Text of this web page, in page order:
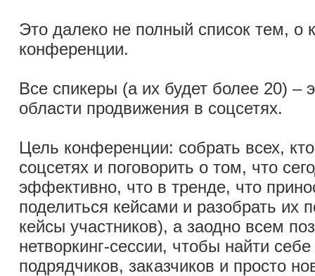
Это далеко не полный список тем, о
конференции.
Все спикеры (а их будет более 20) –
области продвижения в соцсетях.
Цель конференции: собрать всех,
соцсетях и поговорить о том, что
эффективно, что в тренде, что
поделиться кейсами и разобрать их
кейсы участников), а заодно всем
нетворкинг-сессии, чтобы найти
подрядчиков, заказчиков и просто